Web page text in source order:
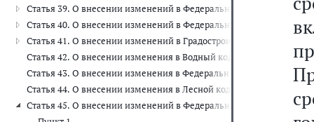
Статья 39. О внесении изменений в Федеральный закон "О
Статья 40. О внесении изменений в Федеральный закон "Об
Статья 41. О внесении изменений в Градостроительный кодекс
Статья 42. О внесении изменения в Водный кодекс Российской
Статья 43. О внесении изменения в Федеральный закон "О
Статья 44. О внесении изменения в Лесной кодекс Российской
Статья 45. О внесении изменений в Федеральный закон "Об